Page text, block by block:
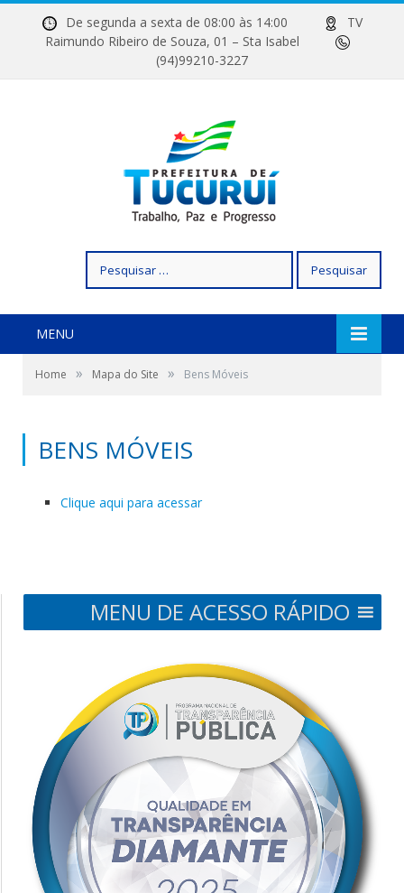
De segunda a sexta de 08:00 às 14:00
TV
Raimundo Ribeiro de Souza, 01 – Sta Isabel
(94)99210-3227
por:
MENU
Home » Mapa do Site » Bens Móveis
BENS MÓVEIS
Clique aqui para acessar
MENU DE ACESSO RÁPIDO